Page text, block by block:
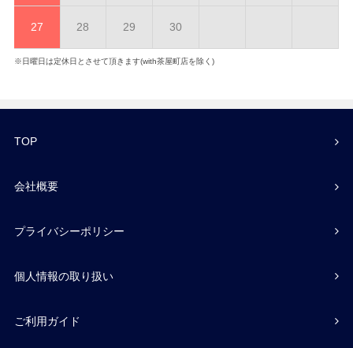
27 28 29 30
※日曜日は定休日とさせて頂きます(with茶屋町店を除く)
TOP
会社概要
プライバシーポリシー
個人情報の取り扱い
ご利用ガイド